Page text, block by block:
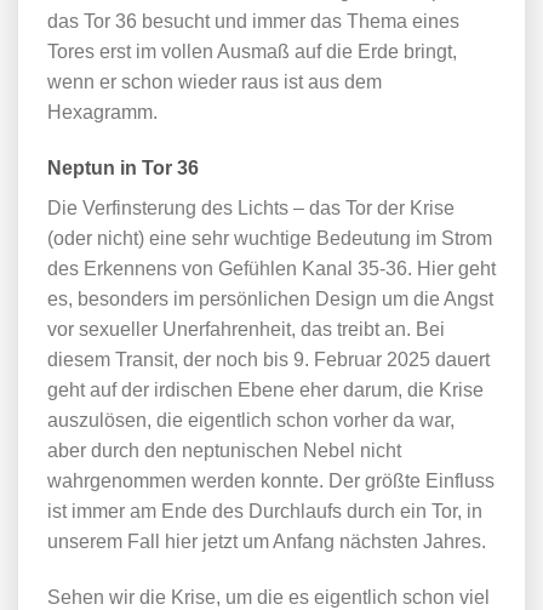
das Tor 36 besucht und immer das Thema eines
Tores erst im vollen Ausmaß auf die Erde bringt,
wenn er schon wieder raus ist aus dem
Hexagramm.
Neptun in Tor 36
Die Verfinsterung des Lichts – das Tor der Krise
(oder nicht) eine sehr wuchtige Bedeutung im Strom
des Erkennens von Gefühlen Kanal 35-36. Hier geht
es, besonders im persönlichen Design um die Angst
vor sexueller Unerfahrenheit, das treibt an. Bei
diesem Transit, der noch bis 9. Februar 2025 dauert
geht auf der irdischen Ebene eher darum, die Krise
auszulösen, die eigentlich schon vorher da war,
aber durch den neptunischen Nebel nicht
wahrgenommen werden konnte. Der größte Einfluss
ist immer am Ende des Durchlaufs durch ein Tor, in
unserem Fall hier jetzt um Anfang nächsten Jahres.
Sehen wir die Krise, um die es eigentlich schon viel